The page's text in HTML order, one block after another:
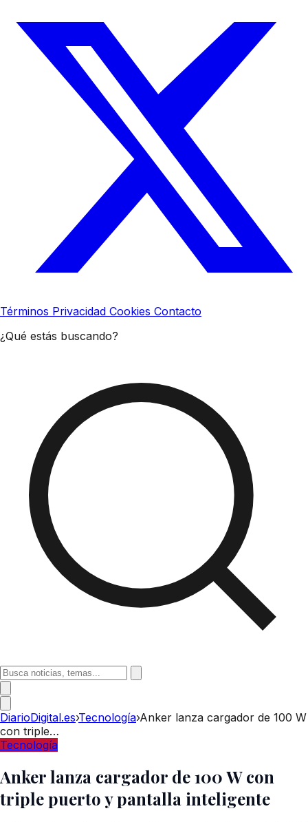
Términos Privacidad Cookies Contacto
¿Qué estás buscando?
DiarioDigital.es›Tecnología›Anker lanza cargador de 100 W
con triple…
Tecnología
Anker lanza cargador de 100 W con
triple puerto y pantalla inteligente